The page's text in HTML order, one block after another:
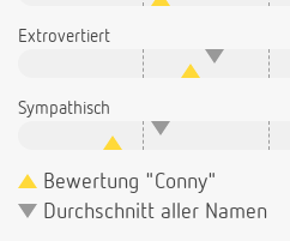
Extrovertiert
Sympathisch
Bewertung "Conny"
Durchschnitt aller Namen